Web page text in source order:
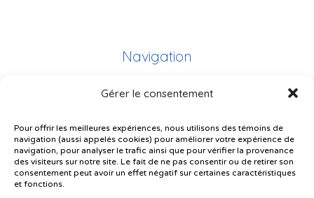
Gérer le consentement
Pour offrir les meilleures expériences, nous utilisons des témoins de
navigation (aussi appelés cookies) pour améliorer votre expérience de
navigation, pour analyser le trafic ainsi que pour vérifier la provenance
des visiteurs sur notre site. Le fait de ne pas consentir ou de retirer son
consentement peut avoir un effet négatif sur certaines caractéristiques
et fonctions.
Navigation
Plan du site
Plainte – service à l’élève
Politique de confidentialité